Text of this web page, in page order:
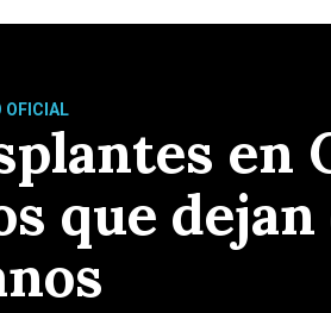
OFICIAL
en
que